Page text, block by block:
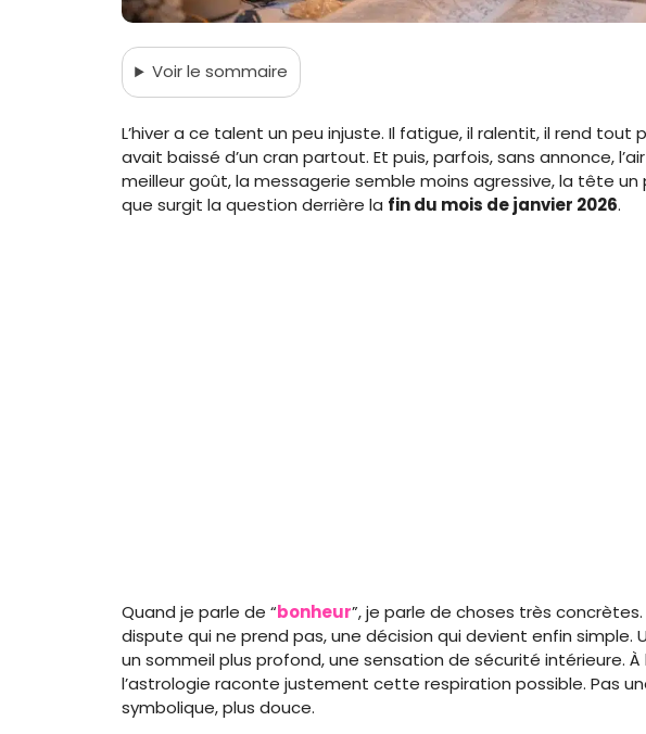
Voirle sommaire
L’hiver a ce talent un peu injuste. Il fatigue, il ralentit, il rend tout
avait baissé d’un cran partout. Et puis, parfois, sans annonce,
meilleur goût, la messagerie semble moins agressive, la tête un
que surgit la question derrière la fin du mois de janvier 2026.
Quand je parle de “bonheur”, je parle de choses très
dispute qui ne prend pas, une décision qui devient enfin simple.
un sommeil plus profond, une sensation de sécurité intérieure. À
l’astrologie raconte justement cette respiration possible. Pas
symbolique, plus douce.